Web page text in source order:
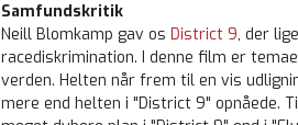
Samfundskritik
Neill Blomkamp gav os District 9, der
racediskrimination. I denne film er
verden. Helten når frem til en vis
mere end helten i "District 9" opnåede.